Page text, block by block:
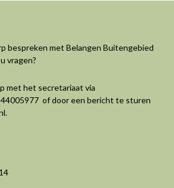
bespreken met Belangen Buitengebied
vragen?
met het secretariaat via
of door een bericht te sturen
.